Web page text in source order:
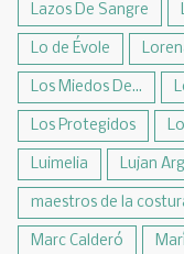
Lazos De Sangre
Lo de Évole
Los Miedos De...
Los Protegidos
Luimelia Lujan
maestros de la
Marc Calderó